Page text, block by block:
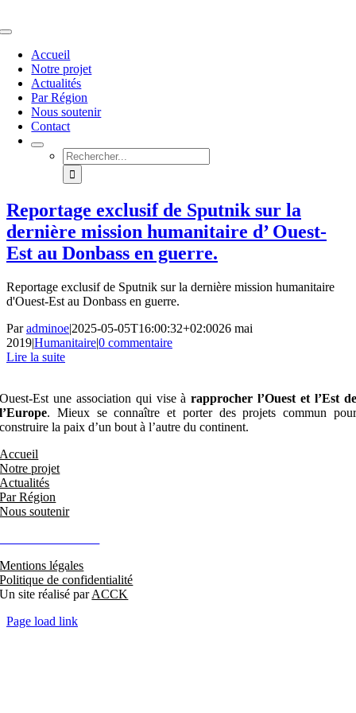
au
Navigation
basculeAccueil
Notre projet
Actualités
Par Région
Nous soutenir
Contact
Rechercher:
Reportage exclusif de Sputnik sur la
dernière mission humanitaire d’ Ouest-
Est au Donbass en guerre.
Reportage exclusif de Sputnik sur la dernière mission humanitaire
d'Ouest-Est au Donbass en guerre.
Paradminoe|2025-05-05T16:00:32+02:0026 mai
2019|Humanitaire|0 commentaire
Lire la suite
Ouest-Est une association qui vise àrapprocher l’Ouest et l’Est de
l’Europe. Mieux se connaître et porter des projets commun pour
construire la paix d’un bout à l’autre du continent.
Accueil
Notre projet
Actualités
Par Région
Nous soutenir
Mentions légales
Politique de confidentialité
Un site réalisé parACCK
Page load link